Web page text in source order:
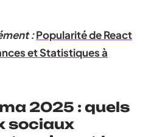
:Popularité de React
et Statistiques à
2025 : quels
sociaux